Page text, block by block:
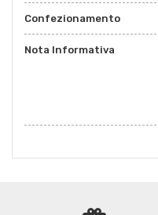
Confezionamento
Nota Informativa